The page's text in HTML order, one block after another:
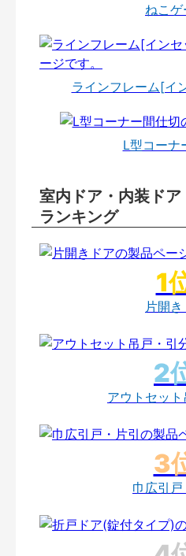
ねこゲ
ラインフレーム[イ
L型コーナ
室内ドア・内装ド
ランキング
片開
アウトセッ
巾広引戸